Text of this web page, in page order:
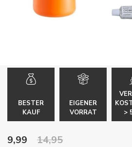
BESTER
KAUF
EIGENER
VORRAT
>
9,99 14,95